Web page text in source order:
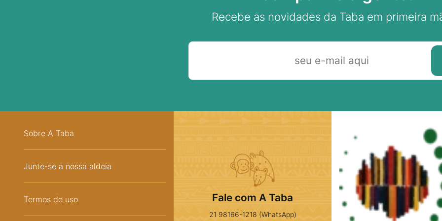
Recebe as novidades da Taba em primeira
Sobre A Taba
Junte-se a nossa aldeia
Termos de uso Fale com A Taba
21 98166-1218 (WhatsApp)